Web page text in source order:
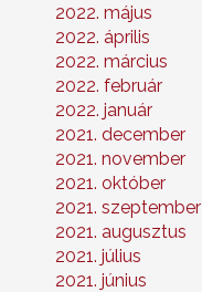
2022. május
2022. április
2022. március
2022. február
2022. január
2021. december
2021. november
2021. október
2021. szeptember
2021. augusztus
2021. július
2021. június